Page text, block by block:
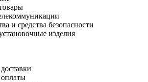
и средства безопасности
изделия